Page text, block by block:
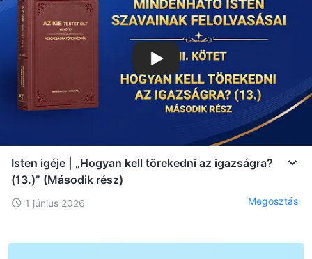
Isten igéje | „Hogyan kell törekedni az igazságra?
(13.)” (Második rész)
1 június 2026 Megosztás